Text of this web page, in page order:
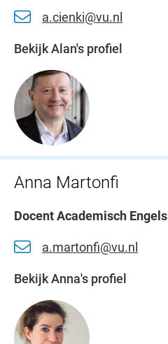
a.cienki@vu.nl
Bekijk Alan's profiel
Anna Martonfi
Docent Academisch Engels
a.martonfi@vu.nl
Bekijk Anna's profiel